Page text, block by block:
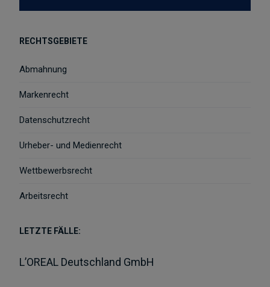
RECHTSGEBIETE
Abmahnung
Markenrecht
Datenschutzrecht
Urheber- und Medienrecht
Wettbewerbsrecht
Arbeitsrecht
LETZTE FÄLLE:
L’OREAL Deutschland GmbH